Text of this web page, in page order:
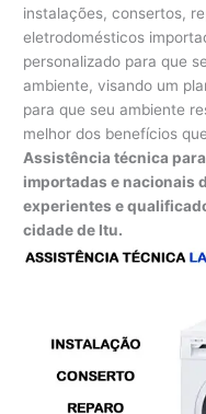
instalações, consertos,
eletrodomésticos
personalizado para que
ambiente, visando um
para que seu ambiente
melhor dos benefícios
Assistência técnica para
importadas e nacionais
experientes e
cidade de Itu.